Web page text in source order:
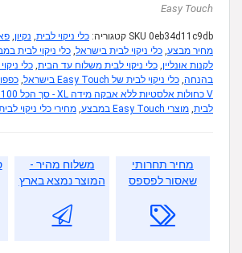
Easy Touch
SKU 0eb34d11c9db קטגוריה: כלי ניקוי לבית, נקיון,
מחיר מבצע, כלי ניקוי לבית בישראל, כלי ניקוי לבית
לקנות אונליין, כלי ניקוי לבית משלוח עד הבית,
בהנחה, כלי ניקוי לבית של Easy Touch בישראל ,
V כחולות אלסטיות ללא אבקה מידה XL - סך הכל 100 יחידות
לבית, מוצרי Easy Touch במבצע , מחירי כלי ניקוי
מחיר תחרותי
שאסור לפספס
משלוח מהיר -
המוצר נמצא בארץ